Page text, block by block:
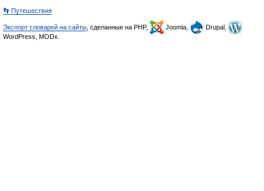
👣 Путешествия
Экспорт словарей на сайты , сделанные на PHP, Joomla,
Drupal,
WordPress, MODx.